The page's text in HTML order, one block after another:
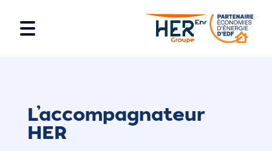
L’accompagnateur
HER